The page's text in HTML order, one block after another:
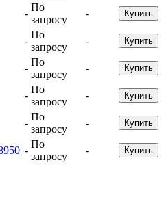
-
По
запросу
- Купить
-
По
запросу
- Купить
-
По
запросу
- Купить
-
По
запросу
- Купить
-
По
запросу
- Купить
-
По
запросу
- Купить